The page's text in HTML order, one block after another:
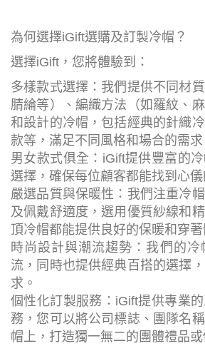
為何選擇iGift選購及訂製冷帽？
選擇iGift，您將體驗到：
多樣款式選擇：我們提供不同材
腈綸等）、編織方法（如羅紋、
和設計的冷帽，包括經典的針織
款等，滿足不同風格和場合的需求
男女款式俱全：iGift提供豐富的
選擇，確保每位顧客都能找到心儀
嚴選品質與保暖性：我們注重冷
及佩戴舒適度，選用優質紗線和
頂冷帽都能提供良好的保暖和穿著
時尚設計與潮流趨勢：我們的冷
流，同時也提供經典百搭的選擇
求。
個性化訂製服務：iGift提供專業
務，您可以將公司標誌、團隊名
帽上，打造獨一無二的團體禮品或